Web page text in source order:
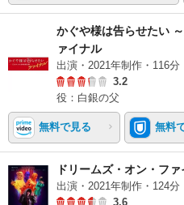
かぐや様は告らせたい
ァイナル
出演・2021年制作・116分
3.2
役：白銀の父
無料で見る 無料
ドリームズ・オン・ファ
出演・2021年制作・124分
3.6